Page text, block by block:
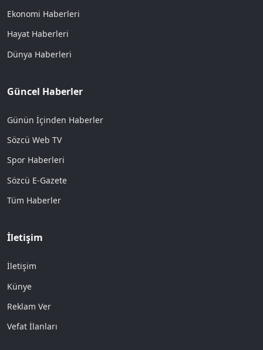
Ekonomi Haberleri
Hayat Haberleri
Dünya Haberleri
Güncel Haberler
Günün İçinden Haberler
Sözcü Web TV
Spor Haberleri
Sözcü E-Gazete
Tüm Haberler
İletişim
İletişim
Künye
Reklam Ver
Vefat İlanları